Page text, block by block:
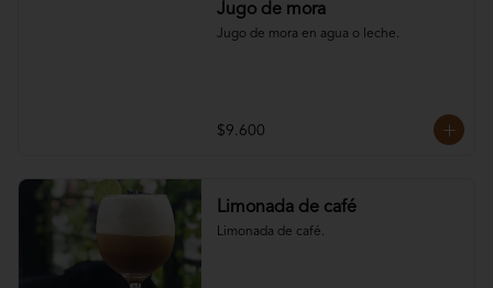
Jugo de mora
Jugo de mora en agua o leche.
$9.600
Limonada de café
Limonada de café.